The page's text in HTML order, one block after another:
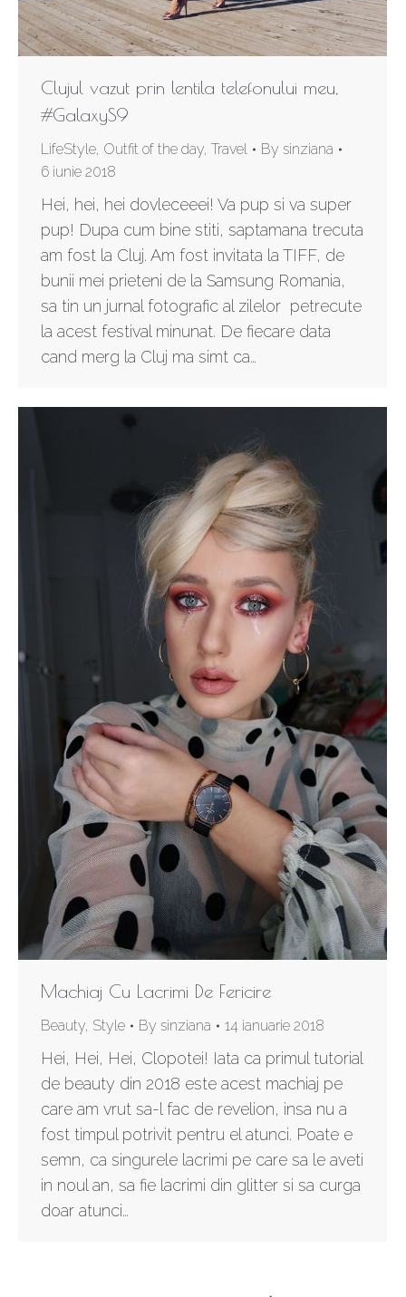
Clujul vazut prin lentila telefonului meu,
#GalaxyS9
LifeStyle, Outfit of the day, Travel By sinziana
6 iunie 2018
Hei, hei, hei dovleceeei! Va pup si va super
pup! Dupa cum bine stiti, saptamana trecuta
am fost la Cluj. Am fost invitata la TIFF, de
bunii mei prieteni de la Samsung Romania,
sa tin un jurnal fotografic al zilelor petrecute
la acest festival minunat. De fiecare data
cand merg la Cluj ma simt ca…
Machiaj Cu Lacrimi De Fericire
Beauty, Style By sinziana 14 ianuarie 2018
Hei, Hei, Hei, Clopotei! Iata ca primul tutorial
de beauty din 2018 este acest machiaj pe
care am vrut sa-l fac de revelion, insa nu a
fost timpul potrivit pentru el atunci. Poate e
semn, ca singurele lacrimi pe care sa le aveti
in noul an, sa fie lacrimi din glitter si sa curga
doar atunci…